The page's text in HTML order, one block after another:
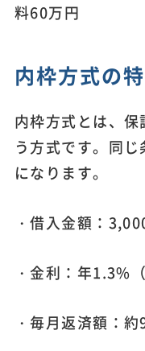
料60万円
内枠方式の
内枠方式とは、
う方式です。同
になります。
・借入金額：
・金利：年1.3%
・毎月返済額：